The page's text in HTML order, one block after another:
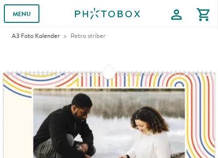
MENU profile shopping_cart
A3 Foto Kalender Retro striber